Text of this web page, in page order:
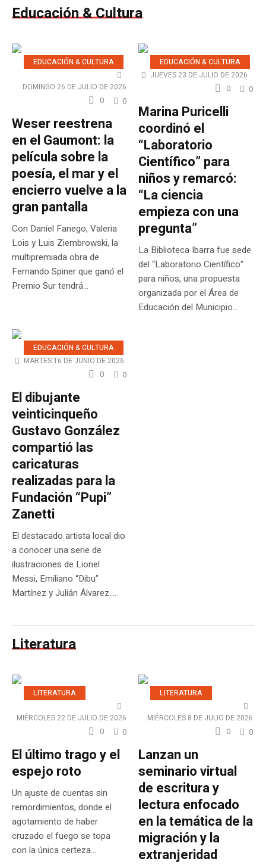
Educación & Cultura
EDUCACIÓN & CULTURA
DOMINGO 26 DE JULIO DE 2026
0 0
Weser reestrena
en el Gaumont: la
película sobre la
poesía, el mar y el
encierro vuelve a la
gran pantalla
Con Daniel Fanego, Valeria
Lois y Luis Ziembrowski, la
multipremiada obra de
Fernando Spiner que ganó el
Premio Sur tendrá...
EDUCACIÓN & CULTURA
JUEVES 23 DE JULIO DE 2026
0 0
Marina Puricelli
coordinó el
“Laboratorio
Científico” para
niños y remarcó:
“La ciencia
empieza con una
pregunta”
La Biblioteca Ibarra fue sede
del “Laboratorio Científico”
para niños, una propuesta
organizada por el Área de
Educación del Municipio...
EDUCACIÓN & CULTURA
MARTES 16 DE JUNIO DE 2026
0 0
El dibujante
veinticinqueño
Gustavo González
compartió las
caricaturas
realizadas para la
Fundación “Pupi”
Zanetti
El destacado artista local dio
a conocer una serie de
ilustraciones de Lionel
Messi, Emiliano “Dibu”
Martínez y Julián Álvarez....
Literatura
LITERATURA
MIÉRCOLES 22 DE JULIO DE 2026
0 0
El último trago y el
espejo roto
Un ajuste de cuentas sin
remordimientos, donde el
agotamiento de haber
cruzado el fuego se topa
con la única certeza...
LITERATURA
MIÉRCOLES 8 DE JULIO DE 2026
0 0
Lanzan un
seminario virtual
de escritura y
lectura enfocado
en la temática de la
migración y la
extranjeridad